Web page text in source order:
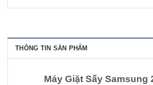
THÔNG TIN SẢN PHẨM
Máy Giặt Sấy Samsung